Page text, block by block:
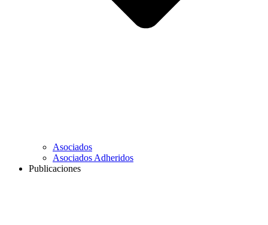
Asociados
Asociados Adheridos
Publicaciones